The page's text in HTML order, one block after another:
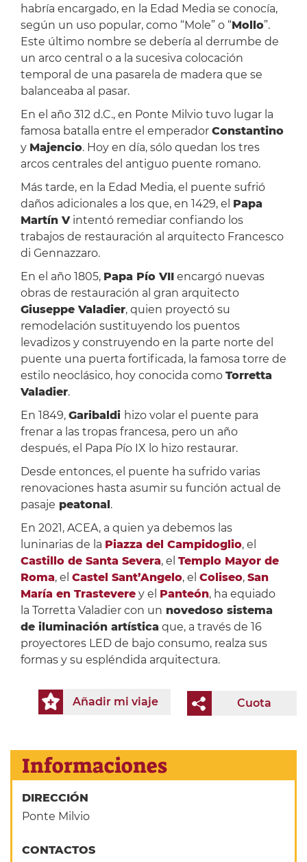
habría encargado, en la Edad Media se conocía,
según un uso popular, como “Mole” o “Mollo”.
Este último nombre se debería al derrumbe de
un arco central o a la sucesiva colocación
temporal de una pasarela de madera que se
balanceaba al pasar.
En el año 312 d.C., en Ponte Milvio tuvo lugar la
famosa batalla entre el emperador Constantino
y Majencio. Hoy en día, sólo quedan los tres
arcos centrales del antiguo puente romano.
Más tarde, en la Edad Media, el puente sufrió
daños adicionales a los que, en 1429, el Papa
Martín Vintentó remediar confiando los
trabajos de restauración al arquitecto Francesco
di Gennazzaro.
En el año 1805, Papa Pío VIIencargó nuevas
obras de restauración al gran arquitecto
Giuseppe Valadier, quien proyectó su
remodelación sustituyendo los puentos
levadizos y construyendo en la parte norte del
puente una puerta fortificada, la famosa torre de
estilo neoclásico, hoy conocida como Torretta
Valadier.
En 1849, Garibaldi hizo volar el puente para
frenar a las tropas francesa, pero un año
después, el Papa Pío IX lo hizo restaurar.
Desde entonces, el puente ha sufrido varias
renovaciones hasta asumir su función actual de
pasaje peatonal .
En 2021, ACEA, a quien ya debemos las
luninarias de la Piazza del Campidoglio, el
Castillo de Santa Severa, el Templo Mayor de
Roma, el Castel Sant’Angelo, el Coliseo, San
María en Trastevere y el Panteón, ha equiado
la Torretta Valadier con un novedoso sistema
de iluminación artística que, a través de 16
proyectores LED de bajo consumo, realza sus
formas y su espléndida arquitectura.
Cuota
Añadir mi viaje
Informaciones
DIRECCIÓN
Ponte Milvio
CONTACTOS